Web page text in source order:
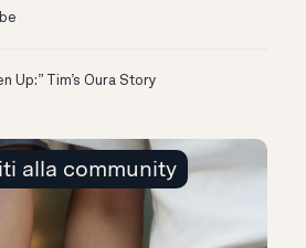
Up:” Tim’s Oura Story
alla community